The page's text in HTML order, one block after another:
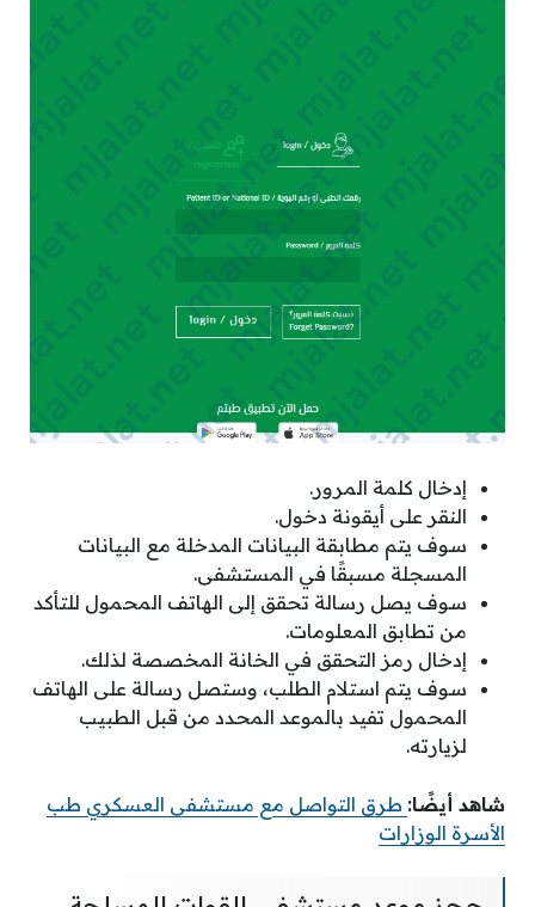
إدخال كلمة المرور.
النقر على أيقونة دخول.
سوف يتم مطابقة البيانات المدخلة مع البيانات
المسجلة مسبقًا في المستشفى.
سوف يصل رسالة تحقق إلى الهاتف المحمول للتأكد
من تطابق المعلومات.
إدخال رمز التحقق في الخانة المخصصة لذلك.
سوف يتم استلام الطلب، وستصل رسالة على الهاتف
المحمول تفيد بالموعد المحدد من قبل الطبيب
لزيارته.
شاهد أيضًا: طرق التواصل مع مستشفى العسكري طب
الأسرة الوزارات